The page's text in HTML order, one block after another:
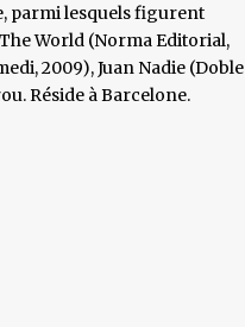
parmi lesquels figurent
World (Norma Editorial,
2009), Juan Nadie (Doble
Réside à Barcelone.